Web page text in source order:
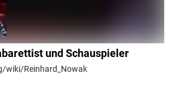
und Schauspieler
wiki/Reinhard_Nowak